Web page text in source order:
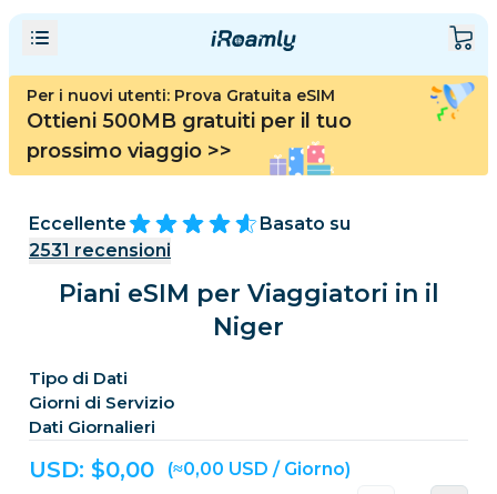
Per i nuovi utenti: Prova Gratuita eSIM
Ottieni 500MB gratuiti per il tuo
prossimo viaggio >>
Eccellente
Basato su
2531 recensioni
Piani eSIM per Viaggiatori in il
Niger
Tipo di Dati
Giorni di Servizio
Dati Giornalieri
USD: $0,00 (≈0,00 USD / Giorno)